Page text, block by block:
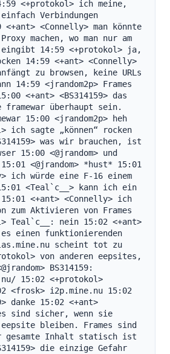
<+protokol> ich meine,
Verbindungen
<Connelly> man könnte
machen, wo man nur am
eingibt 14:59 <+protokol> ja,
14:59 <+ant> <Connelly>
zu browsen, keine URLs
14:59 <jrandom2p> Frames
<+ant> <BS314159> das
überhaupt sein.
15:00 <jrandom2p> heh
ich sagte „können“ rocken
was wir brauchen, ist
15:00 <@jrandom> und
<@jrandom> *hust* 15:01
ich würde eine F-16 einem
<Teal`c__> kann ich ein
15:01 <+ant> <Connelly> ich
zum Aktivieren von Frames
Teal`c__: nein 15:02 <+ant>
es einen funktionierenden
scheint tot zu
von anderen eepsites,
BS314159:
15:02 <+protokol>
<frosk> i2p.mine.nu 15:02
danke 15:02 <+ant>
sind sicher, wenn sie
bleiben. Frames sind
gesamte Inhalt statisch ist
die einzige Gefahr